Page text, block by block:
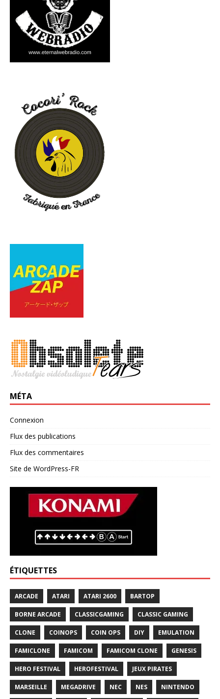
MÉTA
Connexion
Flux des publications
Flux des commentaires
Site de WordPress-FR
ÉTIQUETTES
ARCADE ATARI ATARI 2600 BARTOP
BORNE ARCADE CLASSICGAMING CLASSIC GAMING
CLONE COINOPS COIN OPS DIY EMULATION
FAMICLONE FAMICOM FAMICOM CLONE GENESIS
HERO FESTIVAL HEROFESTIVAL JEUX PIRATES
MARSEILLE MEGADRIVE NEC NES NINTENDO